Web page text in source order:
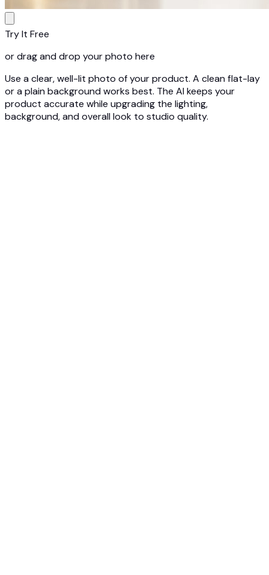
Try It Free
or drag and drop your photo here
Use a clear, well-lit photo of your product. A clean flat-lay
or a plain background works best. The AI keeps your
product accurate while upgrading the lighting,
background, and overall look to studio quality.